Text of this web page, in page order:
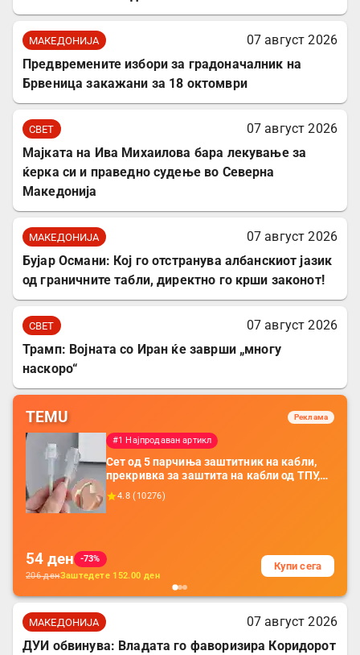
МАКЕДОНИЈА
07 август 2026
Предвремените избори за градоначалник на
Брвеница закажани за 18 октомври
СВЕТ
07 август 2026
Мајката на Ива Михаилова бара лекување за
ќерка си и праведно судење во Северна
Македонија
МАКЕДОНИЈА
07 август 2026
Бујар Османи: Кој го отстранува албанскиот јазик
од граничните табли, директно го крши законот!
СВЕТ
07 август 2026
Трамп: Војната со Иран ќе заврши „многу
наскоро“
TEMU Реклама
#1 Најпродаван артикл
Сет од 5 парчиња заштитник на кабли,
прекривка за заштита на кабли од ТПУ,
додатоци за заштита на кабли, без
батерија, за мобилни телефони, комплет
4.8 ( 10276)
54 ден
-73%
206денЗаштедете 152.00 ден
Купи сега
МАКЕДОНИЈА
07 август 2026
ДУИ обвинува: Владата го фаворизира Коридорот